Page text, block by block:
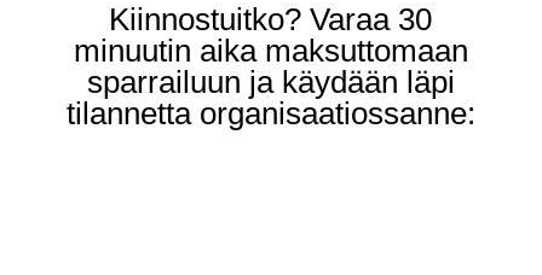
Kiinnostuitko? Varaa 30
minuutin aika maksuttomaan
sparrailuun ja käydään läpi
tilannetta organisaatiossanne: